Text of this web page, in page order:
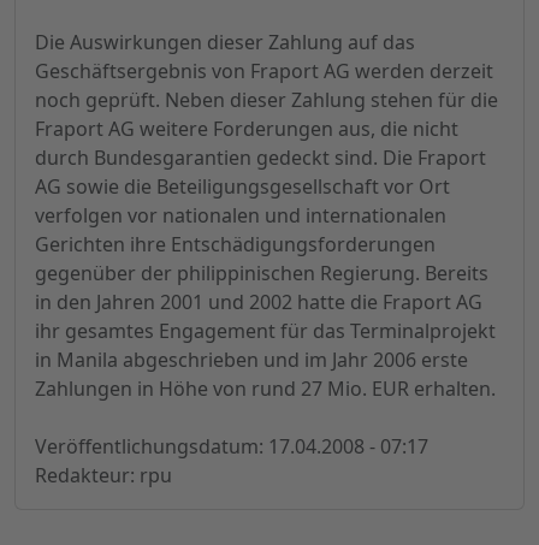
Die Auswirkungen dieser Zahlung auf das
Geschäftsergebnis von Fraport AG werden derzeit
noch geprüft. Neben dieser Zahlung stehen für die
Fraport AG weitere Forderungen aus, die nicht
durch Bundesgarantien gedeckt sind. Die Fraport
AG sowie die Beteiligungsgesellschaft vor Ort
verfolgen vor nationalen und internationalen
Gerichten ihre Entschädigungsforderungen
gegenüber der philippinischen Regierung. Bereits
in den Jahren 2001 und 2002 hatte die Fraport AG
ihr gesamtes Engagement für das Terminalprojekt
in Manila abgeschrieben und im Jahr 2006 erste
Zahlungen in Höhe von rund 27 Mio. EUR erhalten.
Veröffentlichungsdatum: 17.04.2008 - 07:17
Redakteur: rpu